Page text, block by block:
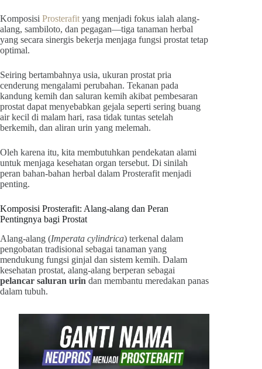
Komposisi Prosterafit yang menjadi fokus ialah alang-
alang, sambiloto, dan pegagan—tiga tanaman herbal
yang secara sinergis bekerja menjaga fungsi prostat tetap
optimal.
Seiring bertambahnya usia, ukuran prostat pria
cenderung mengalami perubahan. Tekanan pada
kandung kemih dan saluran kemih akibat pembesaran
prostat dapat menyebabkan gejala seperti sering buang
air kecil di malam hari, rasa tidak tuntas setelah
berkemih, dan aliran urin yang melemah.
Oleh karena itu, kita membutuhkan pendekatan alami
untuk menjaga kesehatan organ tersebut. Di sinilah
peran bahan-bahan herbal dalam Prosterafit menjadi
penting.
Komposisi Prosterafit: Alang-alang dan Peran
Pentingnya bagi Prostat
Alang-alang (Imperata cylindrica) terkenal dalam
pengobatan tradisional sebagai tanaman yang
mendukung fungsi ginjal dan sistem kemih. Dalam
kesehatan prostat, alang-alang berperan sebagai
pelancar saluran urin dan membantu meredakan panas
dalam tubuh.